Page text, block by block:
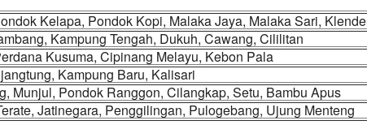
Kelapa, Pondok Kopi, Malaka Jaya, Malaka Sari,
Kampung Tengah, Dukuh, Cawang, Cililitan
Kusuma, Cipinang Melayu, Kebon Pala
Kampung Baru, Kalisari
Munjul, Pondok Ranggon, Cilangkap, Setu, Bambu Apus
Jatinegara, Penggilingan, Pulogebang, Ujung Menteng